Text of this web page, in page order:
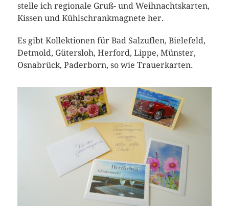
stelle ich regionale Gruß- und Weihnachtskarten,
Kissen und Kühlschrankmagnete her.
Es gibt Kollektionen für Bad Salzuflen, Bielefeld,
Detmold, Gütersloh, Herford, Lippe, Münster,
Osnabrück, Paderborn, so wie Trauerkarten.